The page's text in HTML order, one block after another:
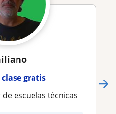
gratis
de escuelas técnicas